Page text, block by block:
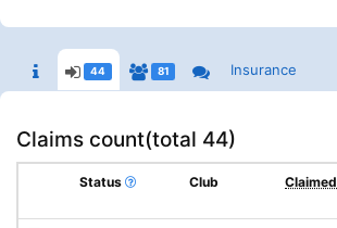
44 81 Insurance
Claims count(total 44)
Status Club Claimed